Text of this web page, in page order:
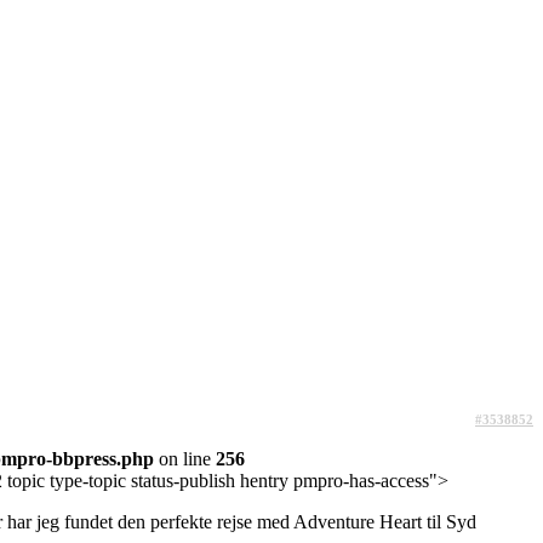
#3538852
bbpress.php on line 256
type-topic status-publish hentry pmpro-has-access">
jeg fundet den perfekte rejse med Adventure Heart til Syd